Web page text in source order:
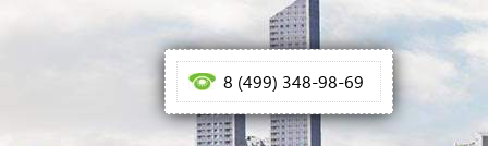
8 (499) 348-98-69